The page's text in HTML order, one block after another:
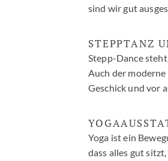
sind wir gut
STEPPTANZ
Stepp-Dance
Auch der
Geschick und vor
Yoga ist ein
dass alles gut